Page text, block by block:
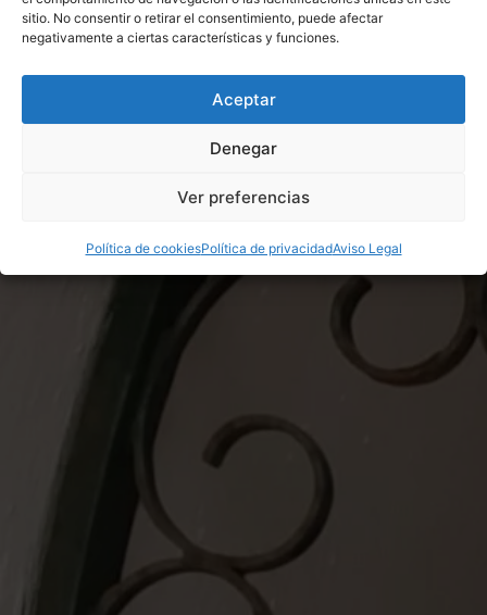
sitio. No consentir o retirar el consentimiento, puede afectar
negativamente a ciertas características y funciones.
Aceptar
Denegar
Ver preferencias
Política de cookiesPolítica de privacidadAviso Legal